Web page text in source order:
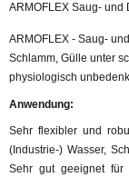
ARMOFLEX Saug- und
ARMOFLEX - Saug-
Schlamm, Gülle unter
physiologisch
Anwendung:
Sehr flexibler und
(Industrie-) Wasser,
Sehr gut geeignet für